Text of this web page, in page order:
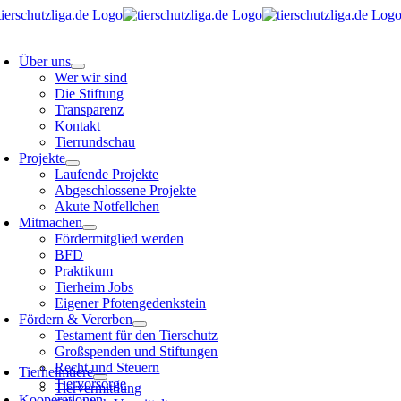
Skip
Über uns
Wer wir sind
Die Stiftung
Transparenz
Kontakt
Tierrundschau
Projekte
Laufende Projekte
Abgeschlossene Projekte
Akute Notfellchen
Mitmachen
Fördermitglied werden
BFD
Praktikum
Tierheim Jobs
Eigener Pfotengedenkstein
Fördern & Vererben
Testament für den Tierschutz
Großspenden und Stiftungen
Recht und Steuern
Tiervorsorge
Tierheimtiere
Tiervermittlung